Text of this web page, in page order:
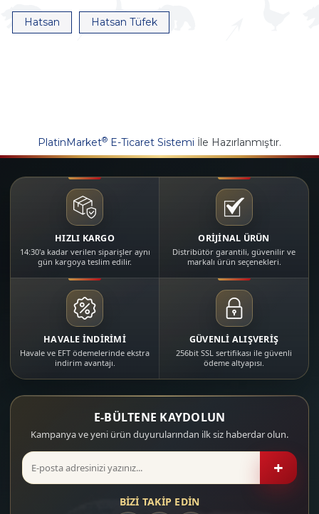
Hatsan Hatsan Tüfek
PlatinMarket® E-Ticaret Sistemi İle Hazırlanmıştır.
HIZLI KARGO
14:30'a kadar verilen siparişler aynı
gün kargoya teslim edilir.
ORİJİNAL ÜRÜN
Distribütör garantili, güvenilir ve
markalı ürün seçenekleri.
HAVALE İNDİRİMİ
Havale ve EFT ödemelerinde ekstra
indirim avantajı.
GÜVENLİ ALIŞVERİŞ
256bit SSL sertifikası ile güvenli
ödeme altyapısı.
E-BÜLTENE KAYDOLUN
Kampanya ve yeni ürün duyurularından ilk siz haberdar olun.
+
BİZİ TAKİP EDİN